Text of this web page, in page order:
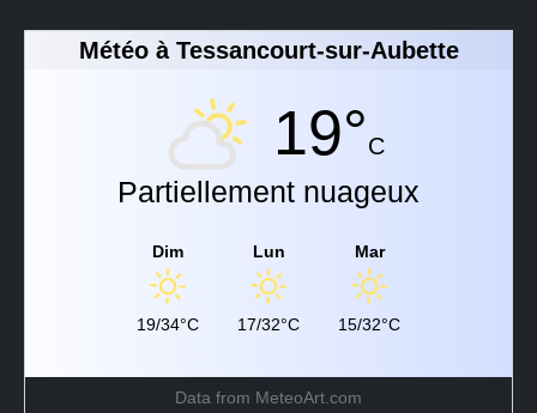
Météo à Tessancourt-sur-Aubette
19°C
Partiellement nuageux
Dim
19/34°C
Lun
17/32°C
Mar
15/32°C
Data from MeteoArt.com